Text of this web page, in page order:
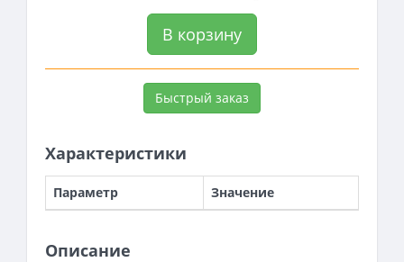
В корзину
Быстрый заказ
Характеристики
Параметр Значение
Описание